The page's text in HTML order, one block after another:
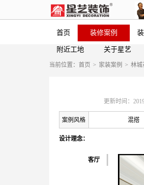
首页 装修案例
附近工地 关于星艺
当前位置： 首页 > 家装案例 > 林城
更新时间：
案例风格 混搭
设计理念：
客厅